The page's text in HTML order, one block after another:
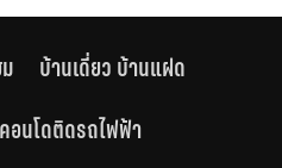
บ้านเดี่ยว บ้านแฝด
อนโดติดรถไฟฟ้า